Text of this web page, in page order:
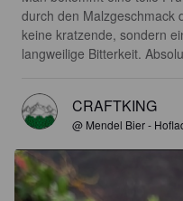
durch den Malzgeschmack
keine kratzende, sondern
langweilige Bitterkeit.
CRAFTKING
@ Mendel Bier -